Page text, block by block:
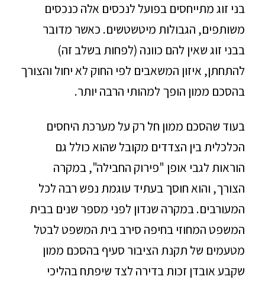
בני זוג מתייחסים בפועל לנכסים אלה כנכסים
משותפים, הגבולות מיטשטשים. כאשר מדובר
בבני זוג שאין להם כוונה (לפחות בשלב זה)
להתחתן, איזון המשאבים לפי החוק לא יחול והצורך
בהסכם ממון הופך למהותי הרבה יותר.
בעוד שהסכם ממון חל רק על מערכת היחסים
הכלכלית בין הצדדים מקובל שהוא כולל גם
הוראות לגבי אופן "פירוק החבילה", במקרה
הצורך, והוא חוסך בעתיד עוגמת נפש רבה לכל
המעורבים. במקרה שנדון לפני מספר שנים בבית
המשפט המחוזי בחיפה סירב בית המשפט לבטל
מטעמים של תקנת הציבור סעיף בהסכם ממון
שקבע אובדן זכות בדירה לצד שיפתח בהליכי